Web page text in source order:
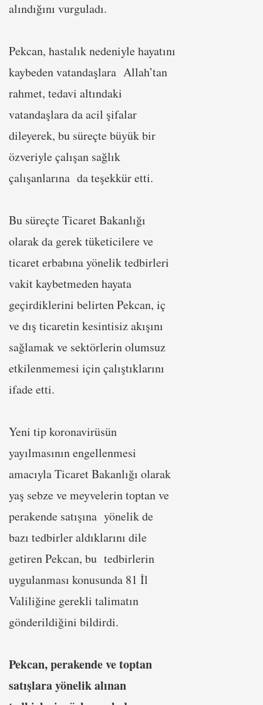
alındığını vurguladı.
Pekcan, hastalık nedeniyle hayatını
kaybeden vatandaşlara Allah’tan
rahmet, tedavi altındaki
vatandaşlara da acil şifalar
dileyerek, bu süreçte büyük bir
özveriyle çalışan sağlık
çalışanlarına da teşekkür etti.
Bu süreçte Ticaret Bakanlığı
olarak da gerek tüketicilere ve
ticaret erbabına yönelik tedbirleri
vakit kaybetmeden hayata
geçirdiklerini belirten Pekcan, iç
ve dış ticaretin kesintisiz akışını
sağlamak ve sektörlerin olumsuz
etkilenmemesi için çalıştıklarını
ifade etti.
Yeni tip koronavirüsün
yayılmasının engellenmesi
amacıyla Ticaret Bakanlığı olarak
yaş sebze ve meyvelerin toptan ve
perakende satışına yönelik de
bazı tedbirler aldıklarını dile
getiren Pekcan, bu tedbirlerin
uygulanması konusunda 81 İl
Valiliğine gerekli talimatın
gönderildiğini bildirdi.
Pekcan, perakende ve toptan
satışlara yönelik alınan